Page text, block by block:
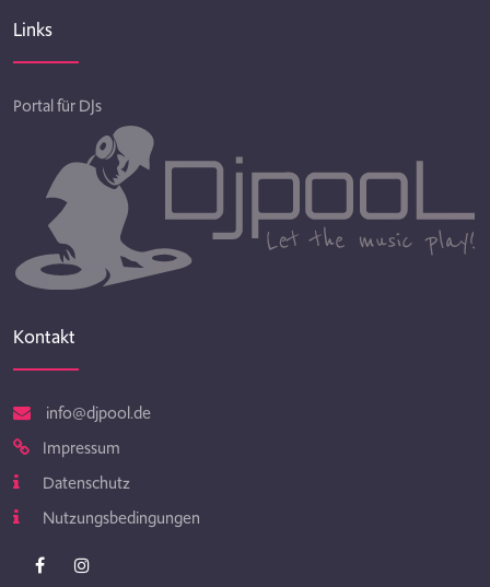
Links
Portal für DJs
Kontakt
info@djpool.de
Impressum
Datenschutz
Nutzungsbedingungen